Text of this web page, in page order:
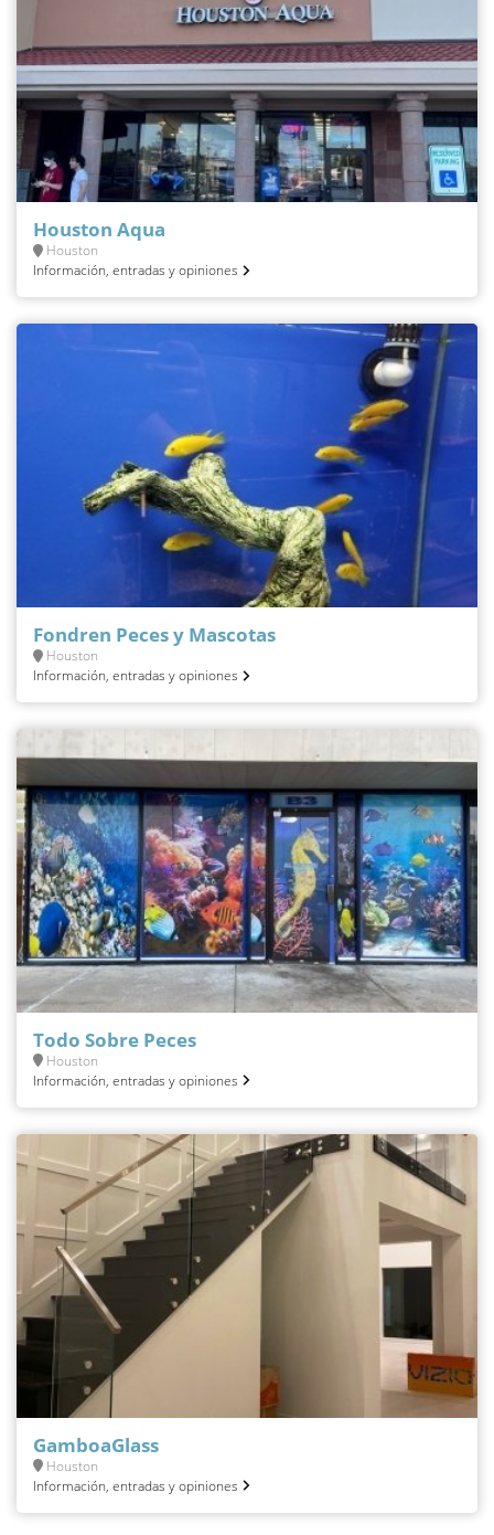
Houston Aqua
Houston
Información, entradas y opiniones
Fondren Peces y Mascotas
Houston
Información, entradas y opiniones
Todo Sobre Peces
Houston
Información, entradas y opiniones
GamboaGlass
Houston
Información, entradas y opiniones